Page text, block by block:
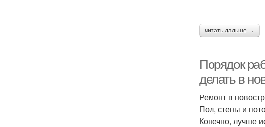
читать дальше →
Порядок
делать в
Ремонт в
Пол, стены и
Конечно, лучше